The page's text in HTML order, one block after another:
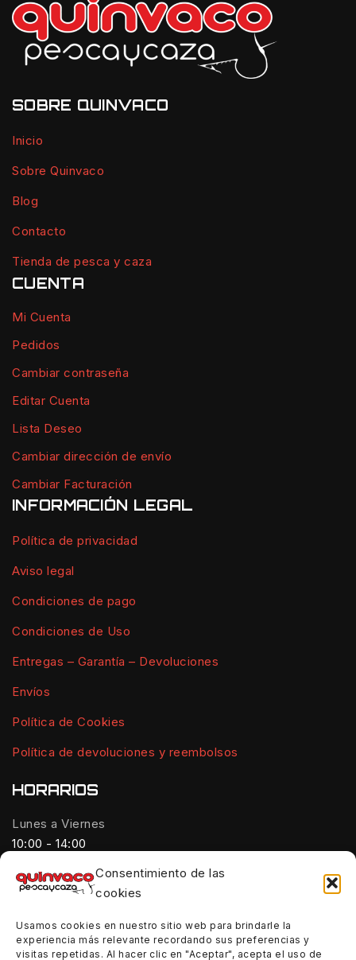
Consentimiento de las
cookies
Usamos cookies en nuestro sitio web para brindarle la
experiencia más relevante recordando sus preferencias y
visitas repetidas. Al hacer clic en "Aceptar", acepta el uso de
SOBRE QUINVACO
Inicio
Sobre Quinvaco
Blog
Contacto
Tienda de pesca y caza
CUENTA
Mi Cuenta
Pedidos
Cambiar contraseña
Editar Cuenta
Lista Deseo
Cambiar dirección de envío
Cambiar Facturación
INFORMACIÓN LEGAL
Política de privacidad
Aviso legal
Condiciones de pago
Condiciones de Uso
Entregas – Garantía – Devoluciones
Envíos
Política de Cookies
Política de devoluciones y reembolsos
HORARIOS
Lunes a Viernes
10:00 - 14:00
Tardes:
18:00 - 21:00
Sábados:
10:00 - 14:00